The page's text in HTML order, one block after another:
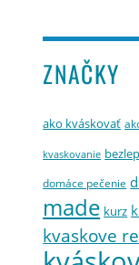
ZNAČKY
ako kváskovať
kvaskovanie
domáce pečenie
made kurz
kvaskove